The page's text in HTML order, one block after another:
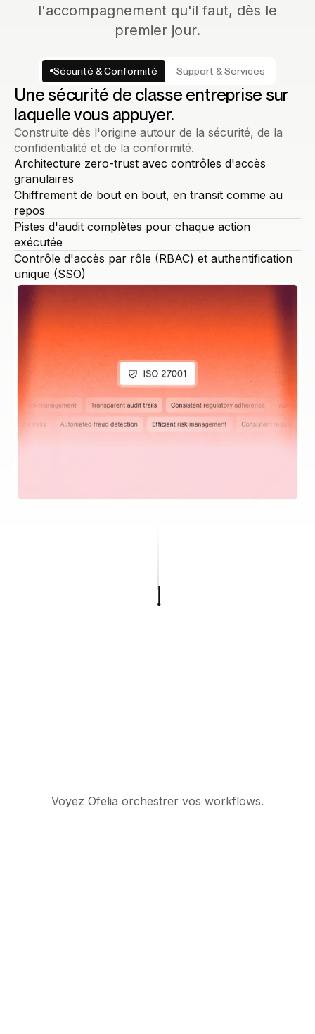
l'accompagnement qu'il faut, dès le
premier jour.
Sécurité & Conformité Support & Services
Une sécurité de classe entreprise sur
laquelle vous appuyer.
Construite dès l'origine autour de la sécurité, de la
confidentialité et de la conformité.
Architecture zero-trust avec contrôles d'accès
granulaires
Chiffrement de bout en bout, en transit comme au
repos
Pistes d'audit complètes pour chaque action
exécutée
Contrôle d'accès par rôle (RBAC) et authentification
unique (SSO)
Voyez Ofelia orchestrer vos workflows.